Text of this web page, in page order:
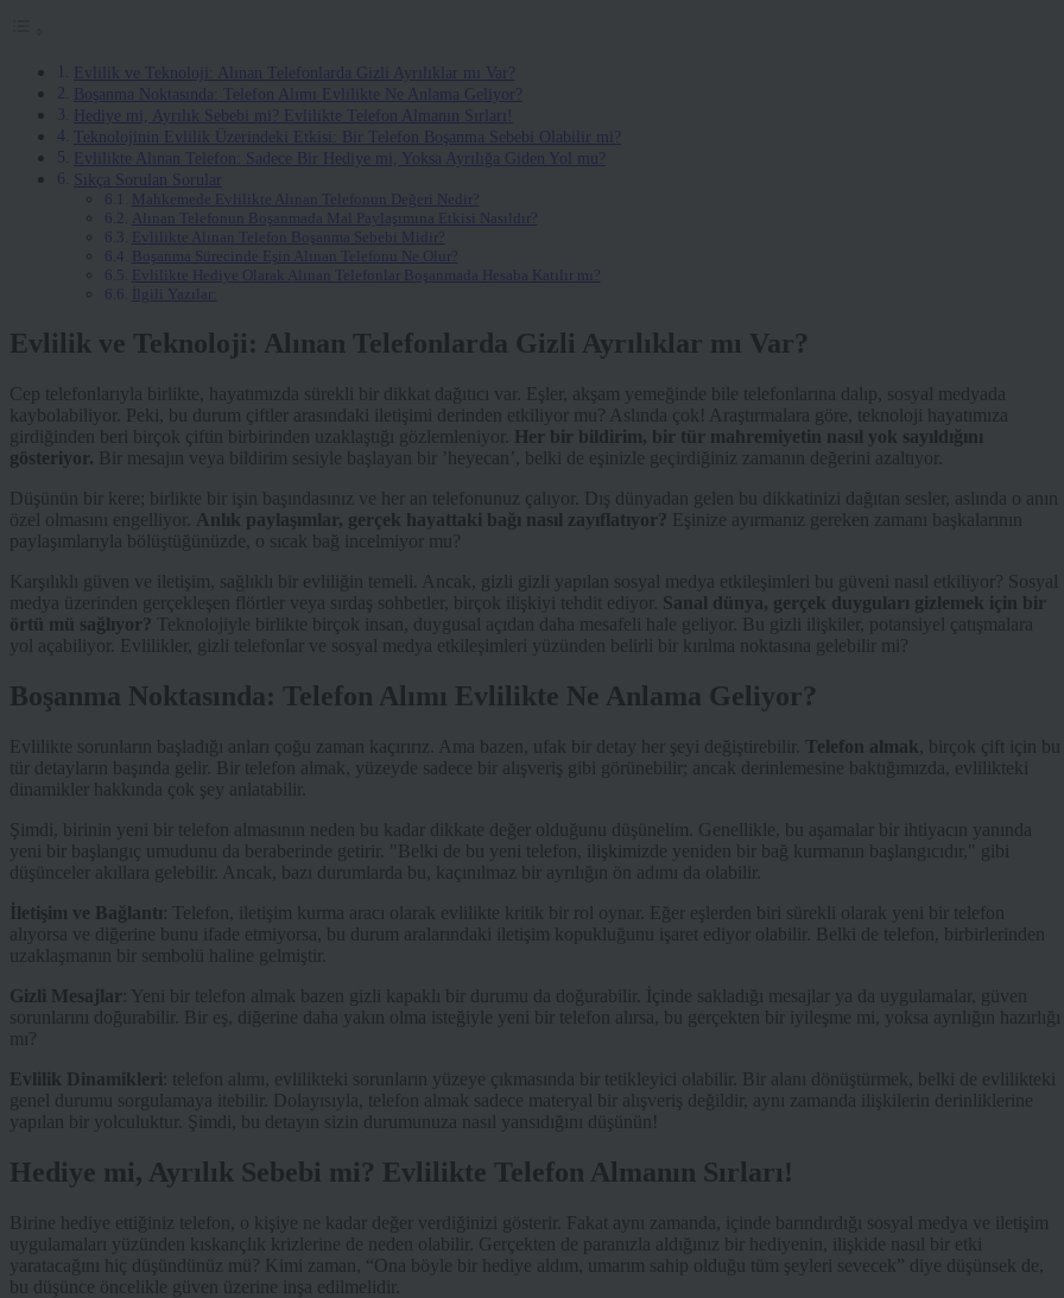
Evlilik ve Teknoloji: Alınan Telefonlarda Gizli Ayrılıklar mı Var?
Boşanma Noktasında: Telefon Alımı Evlilikte Ne Anlama Geliyor?
Hediye mi, Ayrılık Sebebi mi? Evlilikte Telefon Almanın Sırları!
Teknolojinin Evlilik Üzerindeki Etkisi: Bir Telefon Boşanma Sebebi Olabilir mi?
Evlilikte Alınan Telefon: Sadece Bir Hediye mi, Yoksa Ayrılığa Giden Yol mu?
Sıkça Sorulan Sorular
Mahkemede Evlilikte Alınan Telefonun Değeri Nedir?
Alınan Telefonun Boşanmada Mal Paylaşımına Etkisi Nasıldır?
Evlilikte Alınan Telefon Boşanma Sebebi Midir?
Boşanma Sürecinde Eşin Alınan Telefonu Ne Olur?
Evlilikte Hediye Olarak Alınan Telefonlar Boşanmada Hesaba Katılır mı?
İlgili Yazılar:
Evlilik ve Teknoloji: Alınan Telefonlarda Gizli Ayrılıklar mı Var?
Cep telefonlarıyla birlikte, hayatımızda sürekli bir dikkat dağıtıcı var. Eşler, akşam yemeğinde bile telefonlarına dalıp, sosyal medyada
kaybolabiliyor. Peki, bu durum çiftler arasındaki iletişimi derinden etkiliyor mu? Aslında çok! Araştırmalara göre, teknoloji hayatımıza
girdiğinden beri birçok çiftin birbirinden uzaklaştığı gözlemleniyor.
Her bir bildirim, bir tür mahremiyetin nasıl yok sayıldığını
gösteriyor. Bir mesajın veya bildirim sesiyle başlayan bir ’heyecan’, belki de eşinizle geçirdiğiniz zamanın değerini azaltıyor.
Düşünün bir kere; birlikte bir işin başındasınız ve her an telefonunuz çalıyor. Dış dünyadan gelen bu dikkatinizi dağıtan sesler, aslında o anın
özel olmasını engelliyor.
Anlık paylaşımlar, gerçek hayattaki bağı nasıl zayıflatıyor? Eşinize ayırmanız gereken zamanı başkalarının
paylaşımlarıyla bölüştüğünüzde, o sıcak bağ incelmiyor mu?
Karşılıklı güven ve iletişim, sağlıklı bir evliliğin temeli. Ancak, gizli gizli yapılan sosyal medya etkileşimleri bu güveni nasıl etkiliyor? Sosyal
medya üzerinden gerçekleşen flörtler veya sırdaş sohbetler, birçok ilişkiyi tehdit ediyor. Sanal dünya, gerçek duyguları gizlemek için bir
örtü mü sağlıyor? Teknolojiyle birlikte birçok insan, duygusal açıdan daha mesafeli hale geliyor. Bu gizli ilişkiler, potansiyel çatışmalara
yol açabiliyor. Evlilikler, gizli telefonlar ve sosyal medya etkileşimleri yüzünden belirli bir kırılma noktasına gelebilir mi?
Boşanma Noktasında: Telefon Alımı Evlilikte Ne Anlama Geliyor?
Evlilikte sorunların başladığı anları çoğu zaman kaçırırız. Ama bazen, ufak bir detay her şeyi değiştirebilir. Telefon almak
, birçok çift için bu
tür detayların başında gelir. Bir telefon almak, yüzeyde sadece bir alışveriş gibi görünebilir; ancak derinlemesine baktığımızda, evlilikteki
dinamikler hakkında çok şey anlatabilir.
Şimdi, birinin yeni bir telefon almasının neden bu kadar dikkate değer olduğunu düşünelim. Genellikle, bu aşamalar bir ihtiyacın yanında
yeni bir başlangıç umudunu da beraberinde getirir. "Belki de bu yeni telefon, ilişkimizde yeniden bir bağ kurmanın başlangıcıdır," gibi
düşünceler akıllara gelebilir. Ancak, bazı durumlarda bu, kaçınılmaz bir ayrılığın ön adımı da olabilir.
İletişim ve Bağlantı : Telefon, iletişim kurma aracı olarak evlilikte kritik bir rol oynar. Eğer eşlerden biri sürekli olarak yeni bir telefon
alıyorsa ve diğerine bunu ifade etmiyorsa, bu durum aralarındaki iletişim kopukluğunu işaret ediyor olabilir. Belki de telefon, birbirlerinden
uzaklaşmanın bir sembolü haline gelmiştir.
Gizli Mesajlar
: Yeni bir telefon almak bazen gizli kapaklı bir durumu da doğurabilir. İçinde sakladığı mesajlar ya da uygulamalar, güven
sorunlarını doğurabilir. Bir eş, diğerine daha yakın olma isteğiyle yeni bir telefon alırsa, bu gerçekten bir iyileşme mi, yoksa ayrılığın hazırlığı
mı?
Evlilik Dinamikleri : telefon alımı, evlilikteki sorunların yüzeye çıkmasında bir tetikleyici olabilir. Bir alanı dönüştürmek, belki de evlilikteki
genel durumu sorgulamaya itebilir. Dolayısıyla, telefon almak sadece materyal bir alışveriş değildir, aynı zamanda ilişkilerin derinliklerine
yapılan bir yolculuktur. Şimdi, bu detayın sizin durumunuza nasıl yansıdığını düşünün!
Hediye mi, Ayrılık Sebebi mi? Evlilikte Telefon Almanın Sırları!
Birine hediye ettiğiniz telefon, o kişiye ne kadar değer verdiğinizi gösterir. Fakat aynı zamanda, içinde barındırdığı sosyal medya ve iletişim
uygulamaları yüzünden kıskançlık krizlerine de neden olabilir. Gerçekten de paranızla aldığınız bir hediyenin, ilişkide nasıl bir etki
yaratacağını hiç düşündünüz mü? Kimi zaman, “Ona böyle bir hediye aldım, umarım sahip olduğu tüm şeyleri sevecek” diye düşünsek de,
bu düşünce öncelikle güven üzerine inşa edilmelidir.